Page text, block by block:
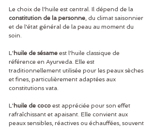
Le choix de l'huile est central. Il dépend de la
constitution de la personne, du climat saisonnier
et de l'état général de la peau au moment du
soin.
L' huile de sésame est l'huile classique de
référence en Ayurveda. Elle est
traditionnellement utilisée pour les peaux sèches
et fines, particulièrement adaptées aux
constitutions vata.
L' huile de coco est appréciée pour son effet
rafraîchissant et apaisant. Elle convient aux
peaux sensibles, réactives ou échauffées, souvent